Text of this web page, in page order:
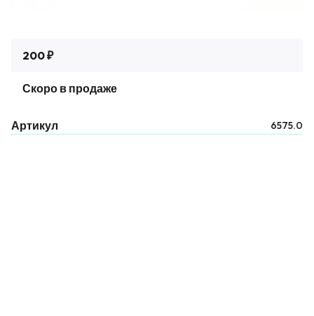
200 ₽
Скоро в продаже
Артикул 6575.0